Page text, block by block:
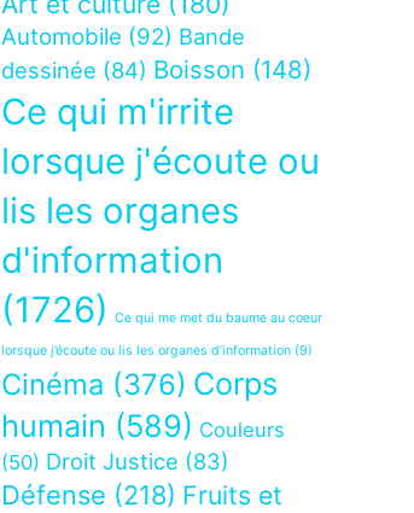
Automobile (92) Bande
dessinée (84) Boisson (148)
Ce qui m'irrite
lorsque j'écoute ou
lis les organes
d'information
(1726)
Ce qui me met du baume au coeur
lorsque j’écoute ou lis les organes d’information (9)
Cinéma (376) Corps
humain (589) Couleurs
(50) Droit Justice (83)
Défense (218) Fruits et